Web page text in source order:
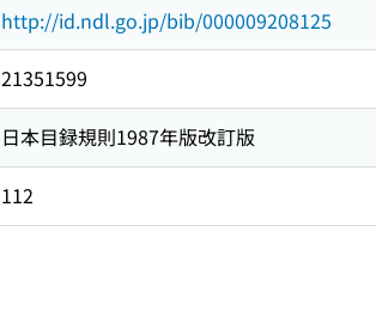
http://id.ndl.go.jp/bib/000009208125
21351599
日本目録規則1987年版改訂版
112